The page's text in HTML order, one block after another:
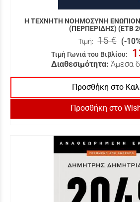
Η ΤΕΧΝΗΤΗ ΝΟΗΜΟΣΥΝΗ
(ΠΕΡΠΕΡΙΔΗΣ) (ΕΤΒ
Τιμή: 15 € (-
Τιμή Γωνιά του Βιβλίου:
Διαθεσιμότητα: Άμεσα
Προσθήκη στο
Προσθήκη στο